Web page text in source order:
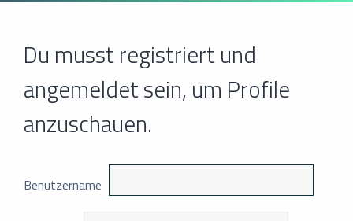
Du musst registriert und
angemeldet sein, um Profile
anzuschauen.
Benutzername